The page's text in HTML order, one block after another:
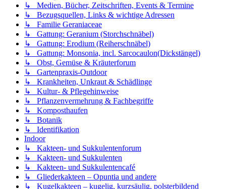
↳ Medien, Bücher, Zeitschriften, Events & Termine
↳ Bezugsquellen, Links & wichtige Adressen
↳ Familie Geraniaceae
↳ Gattung: Geranium (Storchschnäbel)
↳ Gattung: Erodium (Reiherschnäbel)
↳ Gattung: Monsonia, incl. Sarcocaulon(Dickstängel)
↳ Obst, Gemüse & Kräuterforum
↳ Gartenpraxis-Outdoor
↳ Krankheiten, Unkraut & Schädlinge
↳ Kultur- & Pflegehinweise
↳ Pflanzenvermehrung & Fachbegriffe
↳ Komposthaufen
↳ Botanik
↳ Identifikation
Indoor
↳ Kakteen- und Sukkulentenforum
↳ Kakteen- und Sukkulenten
↳ Kakteen- und Sukkulentencafé
↳ Gliederkakteen – Opuntia und andere
↳ Kugelkakteen – kugelig, kurzsäulig, polsterbildend